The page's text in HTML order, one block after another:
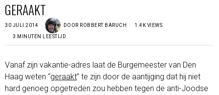
GERAAKT
30 JULI 2014 DOOR ROBBERT BARUCH 1.4K VIEWS
3 MINUTEN LEESTIJD
Vanaf zijn vakantie-adres laat de Burgemeester van Den
Haag weten “geraakt” te zijn door de aantijging dat hij niet
hard genoeg opgetreden zou hebben tegen de anti-Joodse